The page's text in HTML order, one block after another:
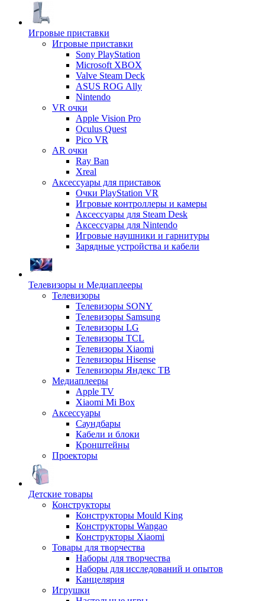
Игровые приставки
Игровые приставки
Sony PlayStation
Microsoft XBOX
Valve Steam Deck
ASUS ROG Ally
Nintendo
VR очки
Apple Vision Pro
Oculus Quest
Pico VR
AR очки
Ray Ban
Xreal
Аксессуары для приставок
Очки PlayStation VR
Игровые контроллеры и камеры
Аксессуары для Steam Desk
Аксессуары для Nintendo
Игровые наушники и гарнитуры
Зарядные устройства и кабели
Телевизоры и Медиаплееры
Телевизоры
Телевизоры SONY
Телевизоры Samsung
Телевизоры LG
Телевизоры TCL
Телевизоры Xiaomi
Телевизоры Hisense
Телевизоры Яндекс ТВ
Медиаплееры
Apple TV
Xiaomi Mi Box
Аксессуары
Саундбары
Кабели и блоки
Кронштейны
Проекторы
Детские товары
Конструкторы
Конструкторы Mould King
Конструкторы Wangao
Конструкторы Xiaomi
Товары для творчества
Наборы для творчества
Наборы для исследований и опытов
Канцелярия
Игрушки